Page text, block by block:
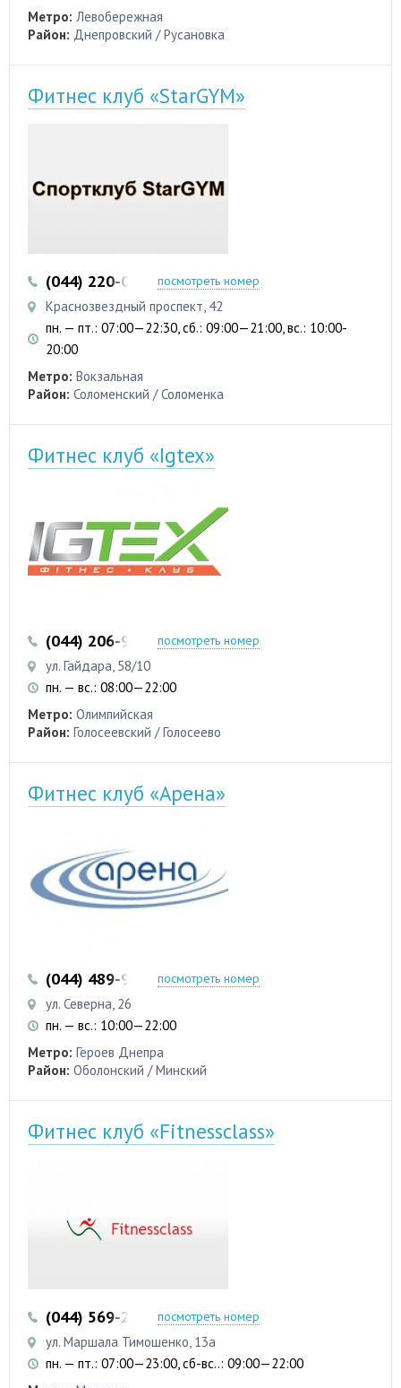
Метро: Левобережная
Район: Днепровский / Русановка
Фитнес клуб «StarGYM»
(044) 220-05-60 (063) 21-41-008
посмотреть номер
Краснозвездный проспект, 42
пн. — пт.: 07:00—22:30, сб.: 09:00—21:00, вс.: 10:00-
20:00
Метро: Вокзальная
Район: Соломенский / Соломенка
Фитнес клуб «Igtex»
(044) 206-99-33 (050) 315-01-35
посмотреть номер
ул. Гайдара, 58/10
пн. — вс.: 08:00—22:00
Метро: Олимпийская
Район: Голосеевский / Голосеево
Фитнес клуб «Арена»
(044) 489-96-33 (097) 480-70-29
посмотреть номер
ул. Северна, 26
пн. — вс.: 10:00—22:00
Метро: Героев Днепра
Район: Оболонский / Минский
Фитнес клуб «Fitnessclass»
(044) 569-25-17 (044) 536-19-25
посмотреть номер
ул. Маршала Тимошенко, 13а
пн. — пт.: 07:00—23:00, сб-вс..: 09:00—22:00